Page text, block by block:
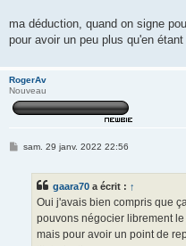
ma déduction, quand on signe
pour avoir un peu plus qu'en
RogerAv
Nouveau
Msam. 29 janv. 2022 22:56
gaara70 a écrit : ↑
Oui j'avais bien compris que
pouvons négocier librement
mais pour avoir un point de